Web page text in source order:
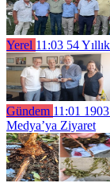
Yerel 11:03 54
Gündem 11:01
Medya’ya Ziyaret